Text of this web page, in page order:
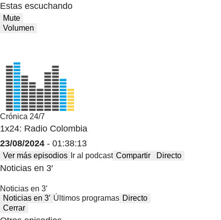
Estas escuchando
Mute
Volumen
Crónica 24/7
1x24: Radio Colombia
23/08/2024 - 01:38:13
Ver más episodios Ir al podcast Compartir Directo
Noticias en 3′
Noticias en 3′
Noticias en 3′ Últimos programas Directo
Cerrar